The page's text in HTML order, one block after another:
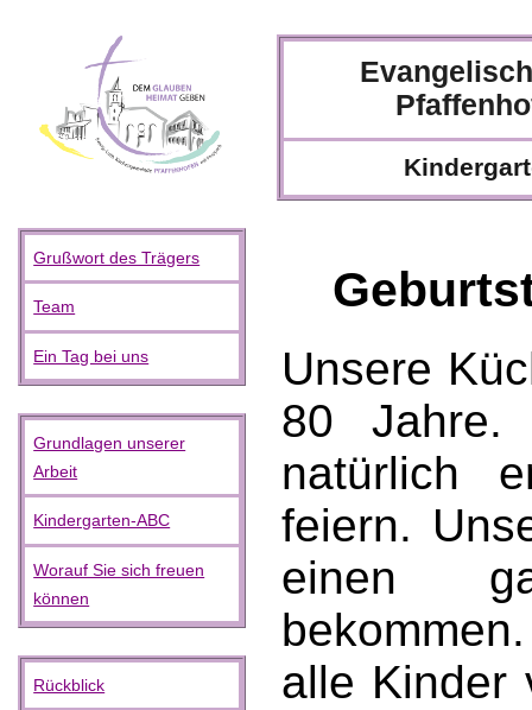
Grußwort des Trägers
Team
Ein Tag bei uns
Grundlagen unserer
Arbeit
Kindergarten-ABC
Worauf Sie sich freuen
können
Rückblick
Unsere
80 Jahre.
natürlich
feiern.
einen
alle Kinder